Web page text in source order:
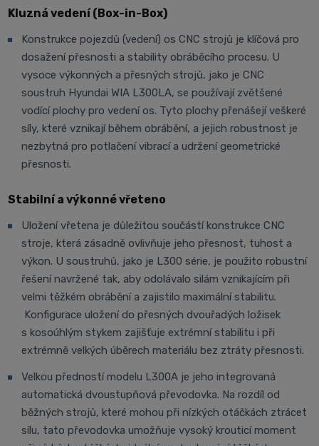
Kluzná vedení (Box-in-Box)
Konstrukce pojezdů (vedení) os CNC strojů je klíčová pro
dosažení přesnosti a stability obráběcího procesu. U
vysoce výkonných a přesných strojů, jako je CNC
soustruh Hyundai WIA L300LA, se používají zvětšené
vodící plochy pro vedení os. Tyto plochy přenášejí veškeré
síly, které vznikají během obrábění, a jejich robustnost je
nezbytná pro potlačení vibrací a udržení geometrické
přesnosti.
Stabilní a výkonné vřeteno
Uložení vřetena je důležitou součástí konstrukce CNC
stroje, která zásadně ovlivňuje jeho přesnost, tuhost a
výkon. U soustruhů, jako je L300 série, je použito robustní
řešení navržené tak, aby odolávalo silám vznikajícím při
velmi těžkém obrábění a zajistilo maximální stabilitu.
Konfigurace uložení do přesných dvouřadých ložisek
s kosoúhlým stykem zajišťuje extrémní stabilitu i při
extrémně velkých úběrech materiálu bez ztráty přesnosti.
Velkou předností modelu L300A je jeho integrovaná
automatická dvoustupňová převodovka. Na rozdíl od
běžných strojů, které mohou při nízkých otáčkách ztrácet
sílu, tato převodovka umožňuje vysoký krouticí moment